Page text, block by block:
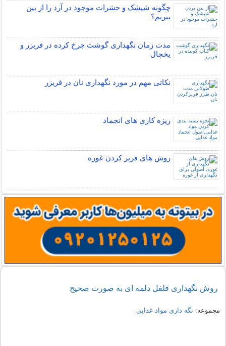
چگونه شپشک و حشرات موجود در آرد را از بین
ببریم؟
مدت زمان نگهداری گوشت چرخ کرده در فریزر و
یخچال
نکاتی مهم در مورد نگهداری نان در فریزر
ریزه کاری های انجماد
روش های فریز کردن غوره
روش نگهداری فلفل دلمه ای به صورت صحیح
مجموعه: نگه داری مواد غذایی